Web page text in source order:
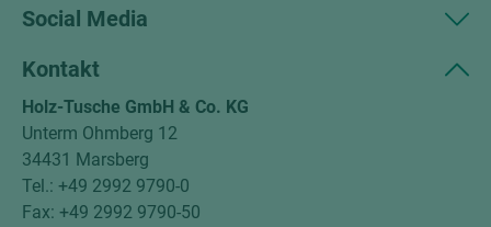
Social Media
Kontakt
Holz-Tusche GmbH & Co. KG
Unterm Ohmberg 12
34431 Marsberg
Tel.: +49 2992 9790-0
Fax: +49 2992 9790-50